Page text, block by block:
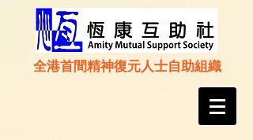
全港首間精神復元人士自助組織